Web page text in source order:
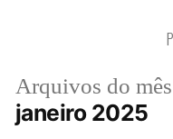
Arquivos do
janeiro 2025